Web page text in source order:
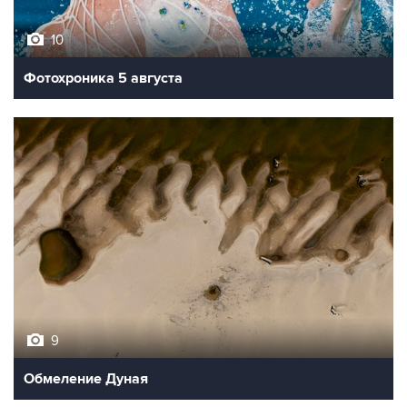
Фотохроника 5 августа
Обмеление Дуная